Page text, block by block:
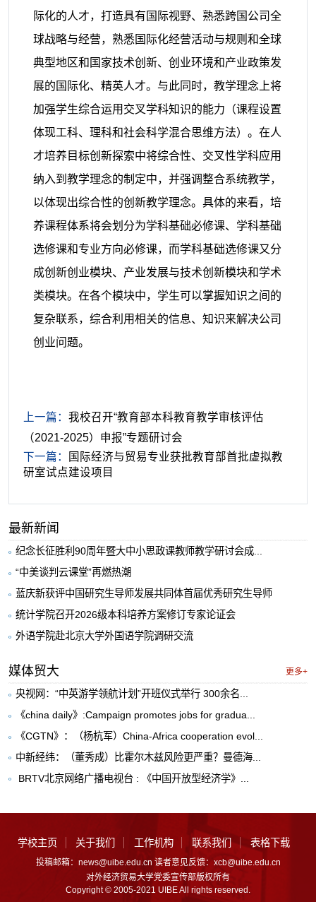
际化的人才，打造具有国际视野、熟悉跨国公司全
球战略与经营，熟悉国际化经营活动与规则和全球
典型地区和国家技术创新、创业环境和产业政策发
展的国际化、精英人才。与此同时，教学理念上将
加强学生综合运用交叉学科知识的能力（课程设置
体现工科、理科和社会科学混合思维方法）。在人
才培养目标创新探索中将综合性、交叉性学科应用
纳入到教学理念的制定中，并强调整合系统教学，
以体现出综合性的创新教学理念。具体的来看，培
养课程体系将会划分为学科基础必修课、学科基础
选修课和专业方向必修课，而学科基础选修课又分
成创新创业模块、产业发展与技术创新模块和学术
类模块。在各个模块中，学生可以掌握知识之间的
复杂联系，综合利用相关的信息、知识来解决公司
创业问题。
上一篇： 我校召开“教育部本科教育教学审核评估
（2021-2025）申报”专题研讨会
下一篇：
国际经济与贸易专业获批教育部首批虚拟教
研室试点建设项目
最新新闻
纪念长征胜利90周年暨大中小思政课教师教学研讨会成...
“中美谈判云课堂”再燃热潮
蓝庆新获评中国研究生导师发展共同体首届优秀研究生导师
统计学院召开2026级本科培养方案修订专家论证会
外语学院赴北京大学外国语学院调研交流
媒体贸大 更多+
央视网：“中英游学领航计划”开班仪式举行 300余名...
《china daily》:Campaign promotes jobs for gradua...
《CGTN》：（杨杭军）China-Africa cooperation evol...
中新经纬：（董秀成）比霍尔木兹风险更严重？曼德海...
​ BRTV北京网络广播电视台 : 《中国开放型经济学》...
学校主页 关于我们 工作机构 联系我们 表格下载
投稿邮箱：news@uibe.edu.cn 读者意见反馈：xcb@uibe.edu.cn
对外经济贸易大学党委宣传部版权所有
Copyright © 2005-2021 UIBE All rights reserved.